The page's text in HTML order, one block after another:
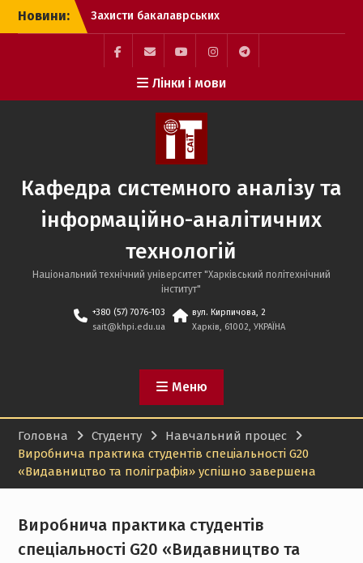
Перейти
Новини:
Захисти бакалаврських
кваліфікаційних робіт
здобувачів вищої освіти
спеціальності 124
Системний аналіз.
Захисти бакалаврських
кваліфікаційних робіт
здобувачів вищої освіти
спеціальності 186
Видавництво та
поліграфія
Захисти бакалаврських
кваліфікаційних робіт
спеціальності 122
Комп’ютерні науки.
Facebook
Mail YouTubeInstagramTelegram
Лінки і мови
Кафедра системного аналізу та
інформаційно-аналітичних
технологій
Національний технічний університет "Харківський політехнічний
інститут"
+380 (57) 7076-103
sait@khpi.edu.ua
вул. Кирпичова, 2
Харків, 61002, УКРАЇНА
Меню
Головна Студенту
Навчальний процес
Виробнича практика студентів спеціальності G20
«Видавництво та поліграфія» успішно завершена
Виробнича практика студентів
спеціальності G20 «Видавництво та